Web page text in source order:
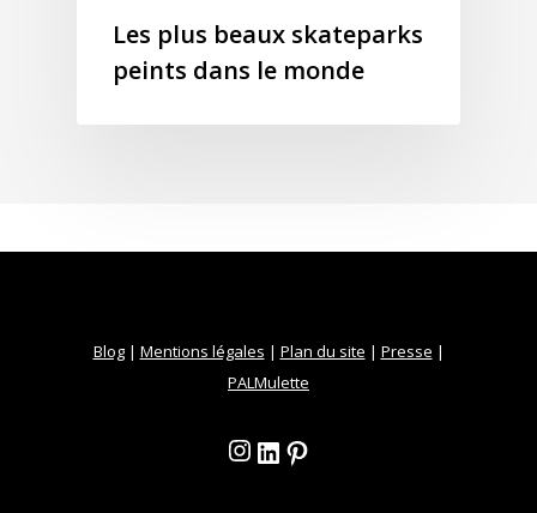
Les plus beaux skateparks
peints dans le monde
Blog| Mentions légales | Plan du site | Presse |
PALMulette
Instagram
LinkedIn